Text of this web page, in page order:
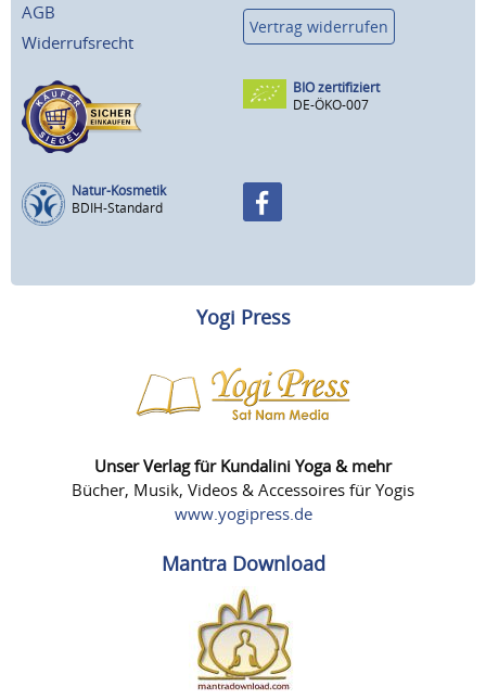
AGB
Widerrufsrecht
Vertrag widerrufen
BIO zertifiziert
DE-ÖKO-007
Natur-Kosmetik
BDIH-Standard
Yogi Press
Unser Verlag für Kundalini Yoga & mehr
Bücher, Musik, Videos & Accessoires für Yogis
www.yogipress.de
Mantra Download